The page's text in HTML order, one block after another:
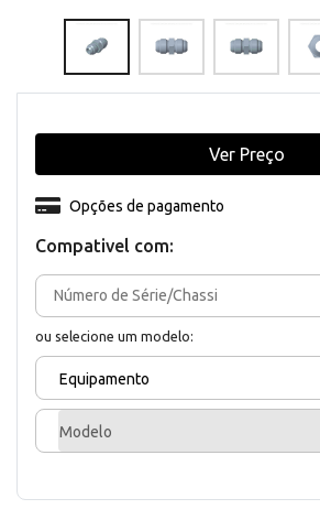
Compativel com:
ou selecione um modelo:
Equipamento
Modelo
Opções de pagamento
Ver Preço